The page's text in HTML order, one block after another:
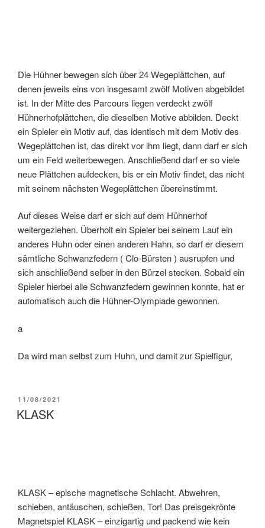
Die Hühner bewegen sich über 24 Wegeplättchen, auf
denen jeweils eins von insgesamt zwölf Motiven abgebildet
ist. In der Mitte des Parcours liegen verdeckt zwölf
Hühnerhofplättchen, die dieselben Motive abbilden. Deckt
ein Spieler ein Motiv auf, das identisch mit dem Motiv des
Wegeplättchen ist, das direkt vor ihm liegt, dann darf er sich
um ein Feld weiterbewegen. Anschließend darf er so viele
neue Plättchen aufdecken, bis er ein Motiv findet, das nicht
mit seinem nächsten Wegeplättchen übereinstimmt.
Auf dieses Weise darf er sich auf dem Hühnerhof
weitergeziehen. Überholt ein Spieler bei seinem Lauf ein
anderes Huhn oder einen anderen Hahn, so darf er diesem
sämtliche Schwanzfedern ( Clo-Bürsten ) ausrupfen und
sich anschließend selber in den Bürzel stecken. Sobald ein
Spieler hierbei alle Schwanzfedern gewinnen konnte, hat er
automatisch auch die Hühner-Olympiade gewonnen.
a
Da wird man selbst zum Huhn, und damit zur Spielfigur,
11/08/2021
KLASK
KLASK – epische magnetische Schlacht. Abwehren,
schieben, antäuschen, schießen, Tor! Das preisgekrönte
Magnetspiel KLASK – einzigartig und packend wie kein